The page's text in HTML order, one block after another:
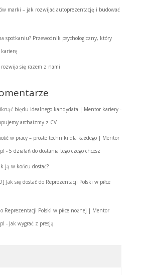
marki – jak rozwijać autoprezentację i budować
spotkaniu? Przewodnik psychologiczny, który
karierę
się razem z nami
błędu idealnego kandydata | Mentor kariery -
archaizmy z CV
w pracy – proste techniki dla każdego | Mentor
- 5 działań do dostania tego czego chcesz
ją w końcu dostać?
Jak się dostać do Reprezentacji Polski w piłce
Reprezentacji Polski w piłce nożnej | Mentor
- Jak wygrać z presją